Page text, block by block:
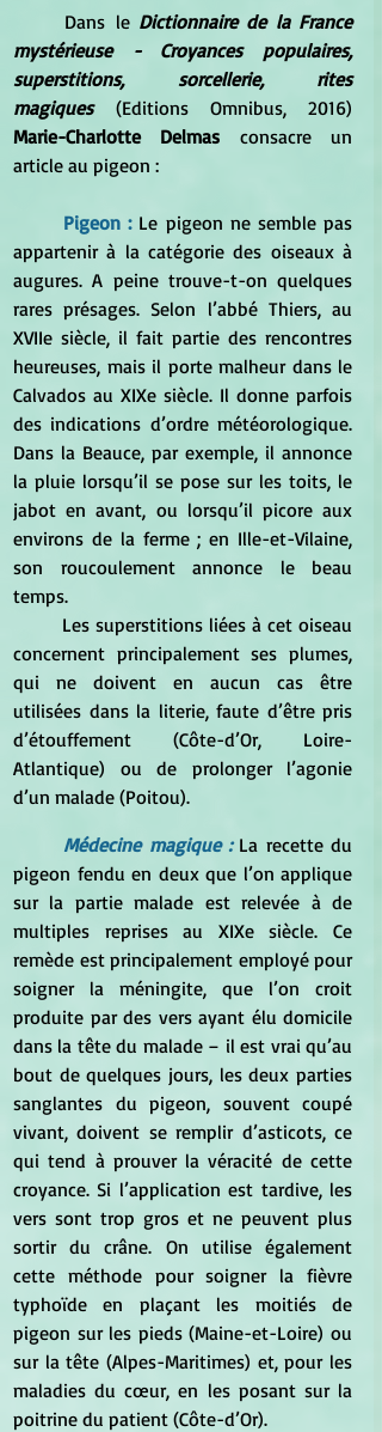
Dans le Dictionnaire de la France
mystérieuse - Croyances populaires,
superstitions, sorcellerie, rites
magiques
Marie-Charlotte Delmas consacre un
article au pigeon :
Pigeon : Le pigeon ne semble pas
appartenir à la catégorie des oiseaux à
augures. A peine trouve-t-on quelques
rares présages. Selon l’abbé Thiers, au
XVIIe siècle, il fait partie des rencontres
heureuses, mais il porte malheur dans le
Calvados au XIXe siècle. Il donne parfois
des indications d’ordre météorologique.
Dans la Beauce, par exemple, il annonce
la pluie lorsqu’il se pose sur les toits, le
jabot en avant, ou lorsqu’il picore aux
environs de la ferme ; en Ille-et-Vilaine,
son roucoulement annonce le beau
temps.
concernent principalement ses plumes,
qui ne doivent en aucun cas être
utilisées dans la literie, faute d’être pris
d’étouffement (Côte-d’Or, Loire-
Atlantique) ou de prolonger l’agonie
d’un malade (Poitou).
Médecine magique : La recette du
pigeon fendu en deux que l’on applique
sur la partie malade est relevée à de
multiples reprises au XIXe siècle. Ce
remède est principalement employé pour
soigner la méningite, que l’on croit
produite par des vers ayant élu domicile
dans la tête du malade – il est vrai qu’au
bout de quelques jours, les deux parties
sanglantes du pigeon, souvent coupé
vivant, doivent se remplir d’asticots, ce
qui tend à prouver la véracité de cette
croyance. Si l’application est tardive, les
vers sont trop gros et ne peuvent plus
sortir du crâne. On utilise également
cette méthode pour soigner la fièvre
typhoïde en plaçant les moitiés de
pigeon sur les pieds (Maine-et-Loire) ou
sur la tête (Alpes-Maritimes) et, pour les
maladies du cœur, en les posant sur la
poitrine du patient (Côte-d’Or).